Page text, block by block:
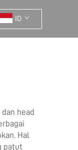
ID
head
Hal
patut